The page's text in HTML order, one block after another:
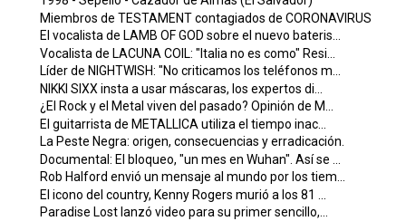
Miembros de TESTAMENT contagiados de CORONAVIRUS
El vocalista de LAMB OF GOD sobre el nuevo bateris...
Vocalista de LACUNA COIL: "Italia no es como" Resi...
Líder de NIGHTWISH: "No criticamos los teléfonos m...
NIKKI SIXX insta a usar máscaras, los expertos di...
¿El Rock y el Metal viven del pasado? Opinión de M...
El guitarrista de METALLICA utiliza el tiempo inac...
La Peste Negra: origen, consecuencias y erradicación.
Documental: El bloqueo, "un mes en Wuhan". Así se ...
Rob Halford envió un mensaje al mundo por los tiem...
El icono del country, Kenny Rogers murió a los 81 ...
Paradise Lost lanzó video para su primer sencillo,...